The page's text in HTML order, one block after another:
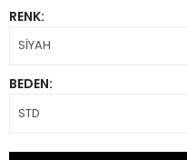
RENK:
BEDEN: